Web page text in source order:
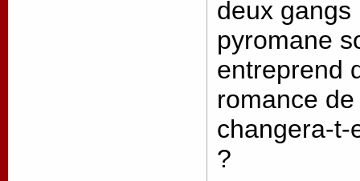
deux gangs
pyromane
entreprend
romance
changera-t-
?